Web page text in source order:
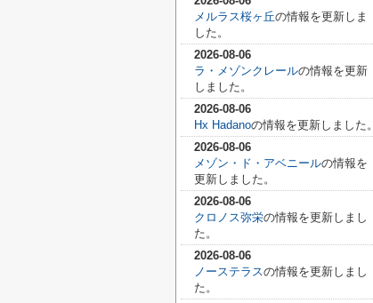
メルラス桜ヶ丘の情報を更新しま
した。
2026-08-06
ラ・メゾンクレールの情報を更新
しました。
2026-08-06
Hx Hadanoの情報を更新しました。
2026-08-06
メゾン・ド・アベニールの情報を
更新しました。
2026-08-06
クロノス弥栄の情報を更新しまし
た。
2026-08-06
ノーステラスの情報を更新しまし
た。